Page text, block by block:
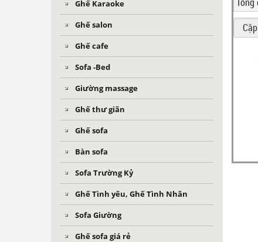
Ghế Karaoke
Ghế salon
Ghế cafe
Sofa -Bed
Giường massage
Ghế thư giãn
Ghế sofa
Bàn sofa
Sofa Trường Kỷ
Ghế Tình yêu, Ghế Tình Nhân
Sofa Giường
Ghế sofa giá rẻ